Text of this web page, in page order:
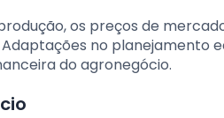
os preços de
no planejamento
do agronegócio.